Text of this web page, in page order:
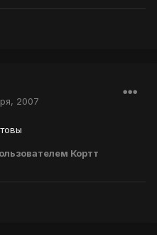
2007
Кортт